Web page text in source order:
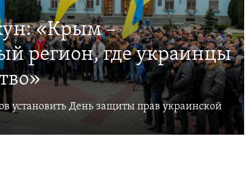
«Крым –
регион, где украинцы
установить День защиты прав украинской